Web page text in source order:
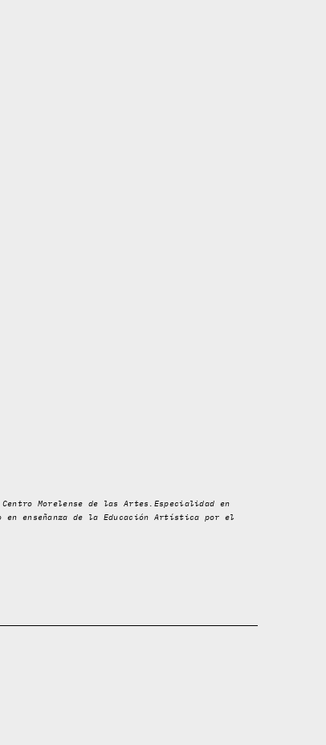
Morelense de las Artes.Especialidad en
enseñanza de la Educación Artística por el